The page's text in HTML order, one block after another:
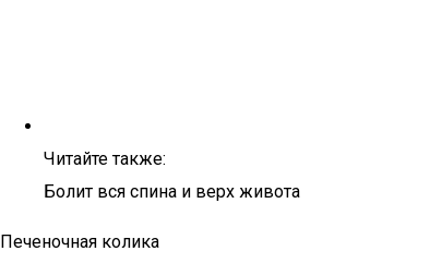
Читайте также:
Болит вся спина и верх живота
Печеночная колика